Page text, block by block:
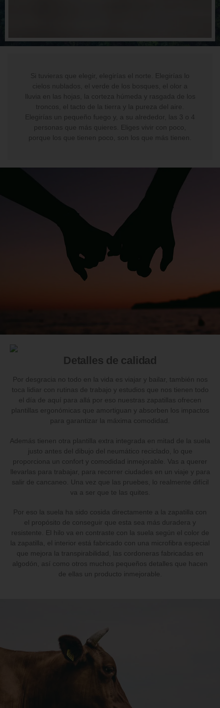
Si tuvieras que elegir, elegirías el norte. Elegirías lo
cielos nublados, el verde de los bosques, el olor a
lluvia en las hojas, la corteza húmeda y rasgada de los
troncos, el tacto de la tierra y la pureza del aire.
Elegirías un pequeño fuego y, a su alrededor, las 3 o 4
personas que más quieres. Eliges vivir con poco,
porque los que tienen poco, son los que más tienen.
Detalles de calidad
Por desgracia no todo en la vida es viajar y bailar, también nos
toca lidiar con rutinas de trabajo y estudios que nos tienen todo
el día de aquí para allá por eso nuestras zapatillas ofrecen
plantillas ergonómicas que amortiguan y absorben los impactos
para garantizar la máxima comodidad.
Además tienen otra plantilla extra integrada en mitad de la suela
justo antes del dibujo del neumático reciclado, lo que
proporciona un confort y comodidad inmejorable. Vas a querer
llevarlas para trabajar, para recorrer ciudades en un viaje y para
salir de cancaneo. Una vez que las pruebes, lo realmente difícil
va a ser que te las quites.
Por eso la suela ha sido cosida directamente a la zapatilla con
el propósito de conseguir que esta sea más duradera y
resistente. El hilo va en contraste con la suela según el color de
la zapatilla, el interior está fabricado con una microfibra especial
que mejora la transpirabilidad, las cordoneras fabricadas en
algodón, así como otros muchos pequeños detalles que hacen
de ellas un producto inmejorable.